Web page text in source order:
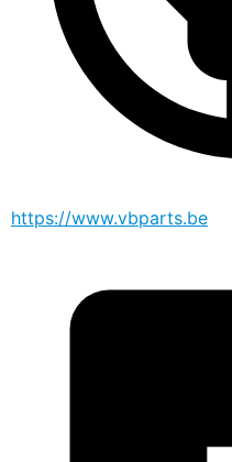
https://www.vbparts.be